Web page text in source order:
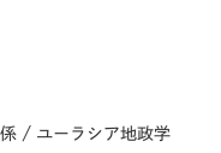
ユーラシア地政学